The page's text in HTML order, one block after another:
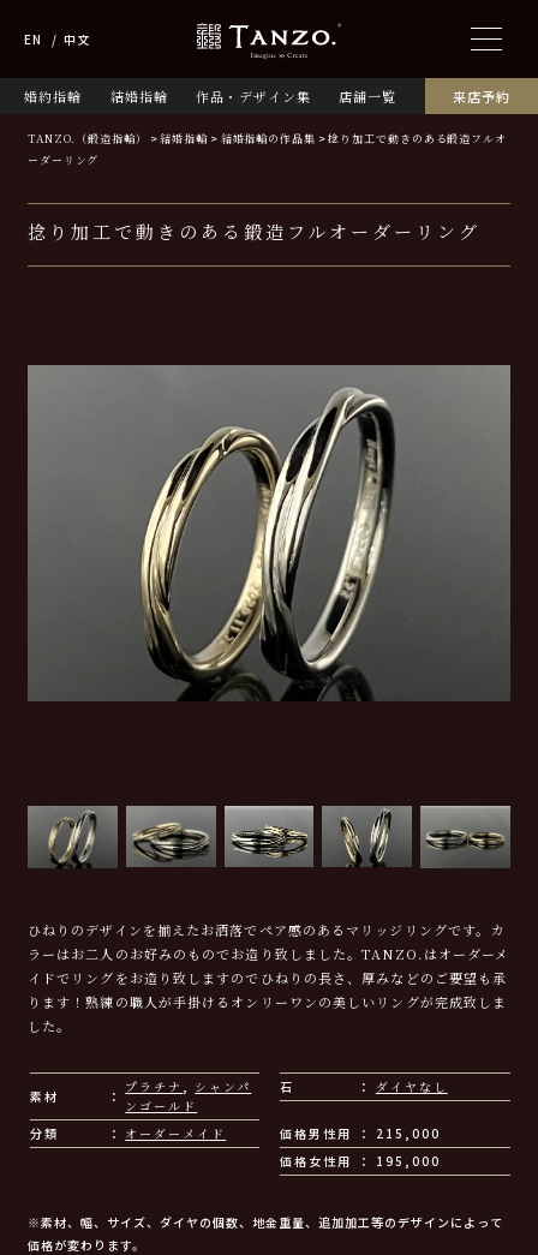
婚約指輪 結婚指輪 作品・デザイン集 店舗一覧 来店予約
EN 中文
TANZO.（鍛造指輪） 結婚指輪 結婚指輪の作品集
捻り加工で動きのある鍛造フルオ
ーダーリング
捻り加工で動きのある鍛造フルオーダーリング
ひねりのデザインを揃えたお洒落でペア感のあるマリッジリングです。カ
ラーはお二人のお好みのものでお造り致しました。TANZO.はオーダーメ
イドでリングをお造り致しますのでひねりの長さ、厚みなどのご要望も承
ります！熟練の職人が手掛けるオンリーワンの美しいリングが完成致しま
した。
素材
プラチナ
シャンパ
ンゴールド
石 ダイヤなし
分類 オーダーメイド 価格男性用
215,000
価格女性用
195,000
※素材、幅、サイズ、ダイヤの個数、地金重量、追加加工等のデザインによって
価格が変わります。